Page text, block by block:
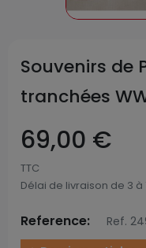
Souvenirs de
tranchées
69,00 €
TTC
Délai de livraison de 3 à
Reference: Ref.